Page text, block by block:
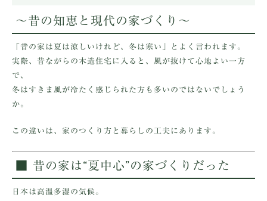
〜昔の知恵と現代の家づくり〜
「昔の家は夏は涼しいけれど、冬は寒い」とよく言われます。
実際、昔ながらの木造住宅に入ると、風が抜けて心地よい一方
で、
冬はすきま風が冷たく感じられた方も多いのではないでしょう
か。
この違いは、 家のつくり方と暮らしの工夫 にあります。
■ 昔の家は“夏中心”の家づくりだった
日本は高温多湿の気候。